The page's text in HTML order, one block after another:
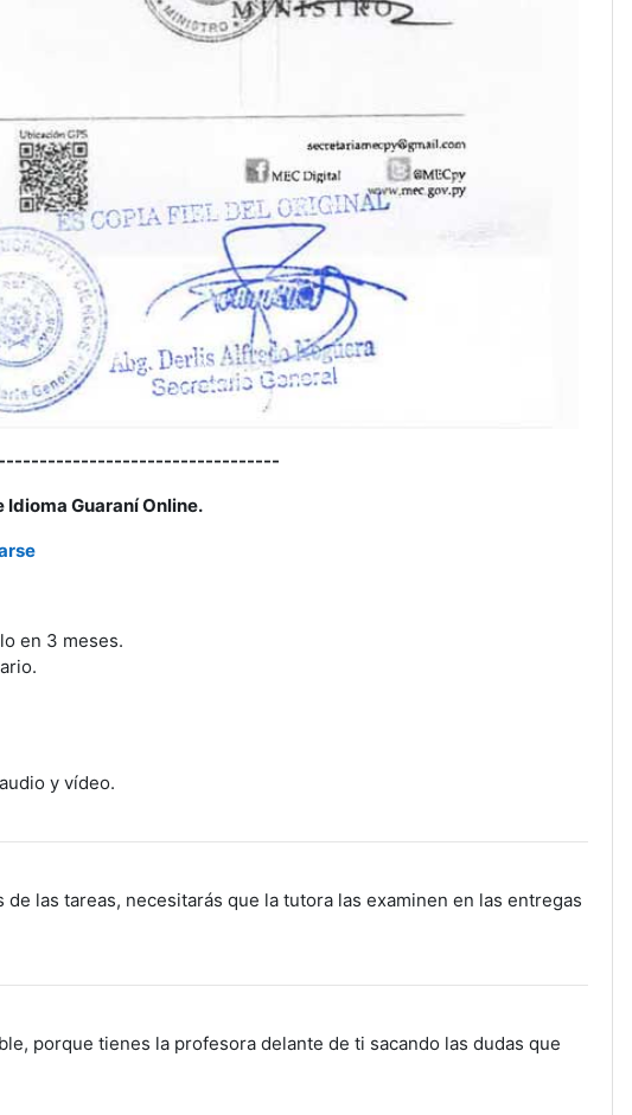
Idioma Guaraní Online.
en 3 meses.
y vídeo.
las tareas, necesitarás que la tutora las examinen en las entregas
porque tienes la profesora delante de ti sacando las dudas que